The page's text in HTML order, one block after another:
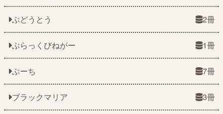
ぶどうとう 2冊
ぶらっくびねがー 1冊
ぶーち 7冊
ブラックマリア 3冊